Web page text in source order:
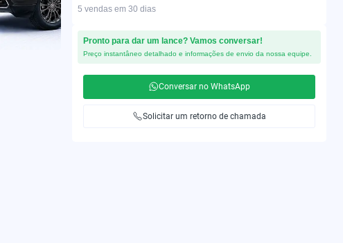
5 vendas em 30 dias
Pronto para dar um lance? Vamos conversar!
Preço instantâneo detalhado e informações de envio da nossa equipe.
Conversar no WhatsApp
Solicitar um retorno de chamada